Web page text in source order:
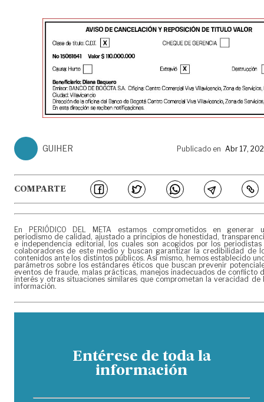
GUIHER Publicado en Abr 17,
COMPARTE
En PERIÓDICO DEL META estamos comprometidos en generar
periodismo de calidad, ajustado a principios de honestidad,
e independencia editorial, los cuales son acogidos por los periodistas
colaboradores de este medio y buscan garantizar la credibilidad de
contenidos ante los distintos públicos. Así mismo, hemos establecido
parámetros sobre los estándares éticos que buscan prevenir
eventos de fraude, malas prácticas, manejos inadecuados de conflicto
interés y otras situaciones similares que comprometan la veracidad de
información.
Entérese de toda la
información